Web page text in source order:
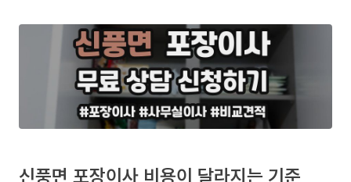
신풍면 포장이사 비용이 달라지는 기준